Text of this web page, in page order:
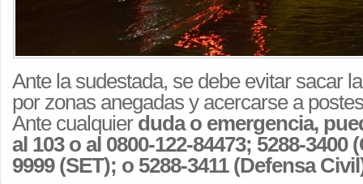
Ante la sudestada, se debe evitar sacar
por zonas anegadas y acercarse a
Ante cualquier duda o emergencia,
al 103 o al 0800-122-84473; 5288-3400
9999 (SET); o 5288-3411 (Defensa